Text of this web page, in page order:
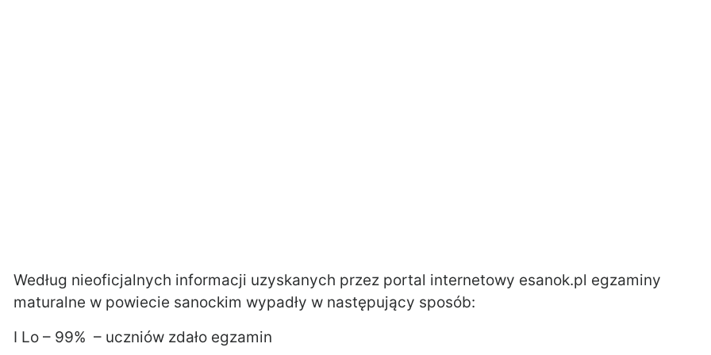
Według nieoficjalnych informacji uzyskanych przez portal internetowy esanok.pl egzaminy
maturalne w powiecie sanockim wypadły w następujący sposób:
I Lo – 99% – uczniów zdało egzamin